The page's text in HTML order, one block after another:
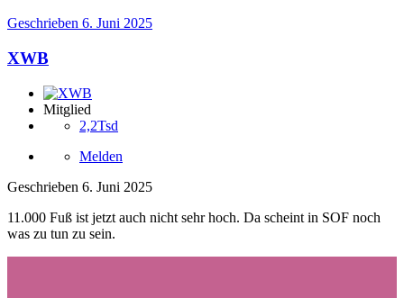
Geschrieben 6. Juni 2025
XWB
Mitglied
2,2Tsd
Melden
Geschrieben 6. Juni 2025
11.000 Fuß ist jetzt auch nicht sehr hoch. Da scheint in SOF noch
was zu tun zu sein.